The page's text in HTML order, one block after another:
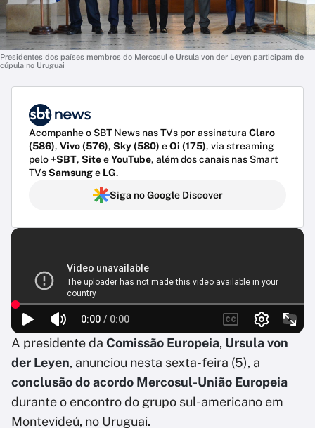
Presidentes dos países membros do Mercosul e Ursula von der Leyen participam de
cúpula no Uruguai
Acompanhe o SBT News nas TVs por assinatura Claro
(586), Vivo (576), Sky (580) eOi (175), via streaming
pelo+SBT, SiteeYouTube, além dos canais nas Smart
TVsSamsunge LG.
Siga no Google Discover
A presidente da Comissão Europeia, Ursula von
der Leyen, anunciou nesta sexta-feira (5), a
conclusão do acordo Mercosul-União Europeia
durante o encontro do grupo sul-americano em
Montevideú, no Uruguai.